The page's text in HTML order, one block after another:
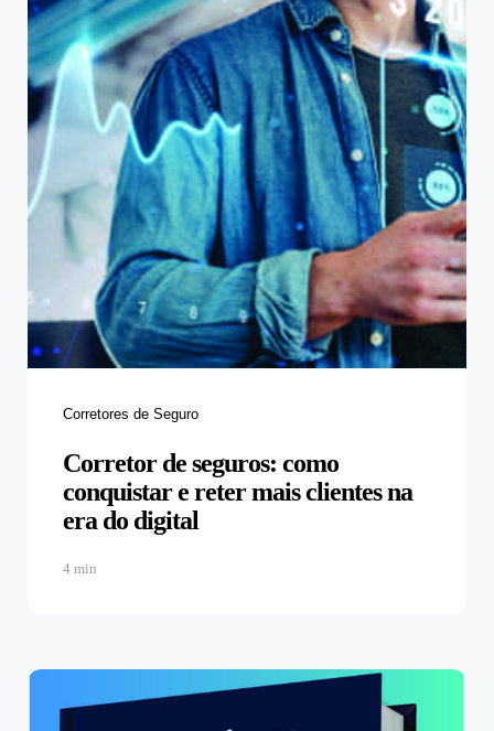
Corretores de Seguro
Corretor de seguros: como
conquistar e reter mais clientes na
era do digital
4 min